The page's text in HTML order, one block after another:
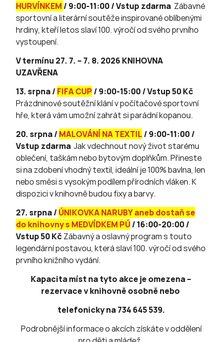
HURVÍNKEM / 9:00-11:00 / Vstup zdarma Zábavné
sportovní a literární soutěže inspirované oblíbenými
hrdiny, kteří letos slaví 100. výročí od svého prvního
vystoupení.
V termínu 27. 7. – 7. 8. 2026 KNIHOVNA
UZAVŘENA
13. srpna / FIFA CUP / 9:00-15:00 / Vstup 50 Kč
Prázdninové soutěžní klání v počítačové sportovní
hře, která vám umožní zahrát si parádní kopanou.
20. srpna / MALOVÁNÍ NA TEXTIL / 9:00-11:00 /
Vstup zdarma Jak vdechnout nový život starému
oblečení, taškám nebo bytovým doplňkům. Přineste
si na zdobení vhodný textil, ideální je 100% bavlna, len
nebo směsi s vysokým podílem přírodních vláken. K
dispozici v knihovně budou fixy a barvy.
27. srpna / ÚNIKOVKA NARUBY aneb dostaň se
do knihovny s MEDVÍDKEM PÚ/ 16:00-20:00 /
Vstup 50 Kč Zábavný a oslavný program s touto
legendární postavou, která slaví 100. výročí od svého
prvního knižního vydání.
Kapacita míst na tyto akce je omezena –
rezervace v knihovně osobně nebo
telefonicky na 734 645 539.
Podrobnější informace o akcích získáte v oddělení